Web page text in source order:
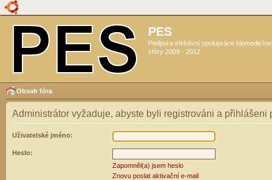
PES
Podpora efektivní spolupráce
sféry 2009 - 2012
Obsah fóra
Administrátor vyžaduje, abyste byli registrováni a přihlášeni
Uživatelské jméno:
Heslo:
Zapomněl(a) jsem heslo
Znovu poslat aktivační e-mail